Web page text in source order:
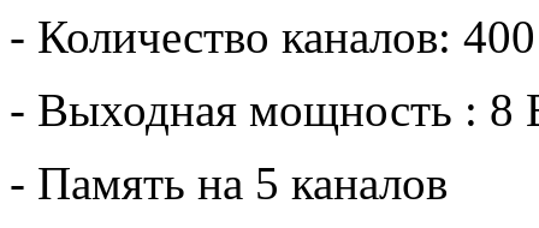
- Количество каналов:
- Выходная мощность : 8
- Память на 5 каналов